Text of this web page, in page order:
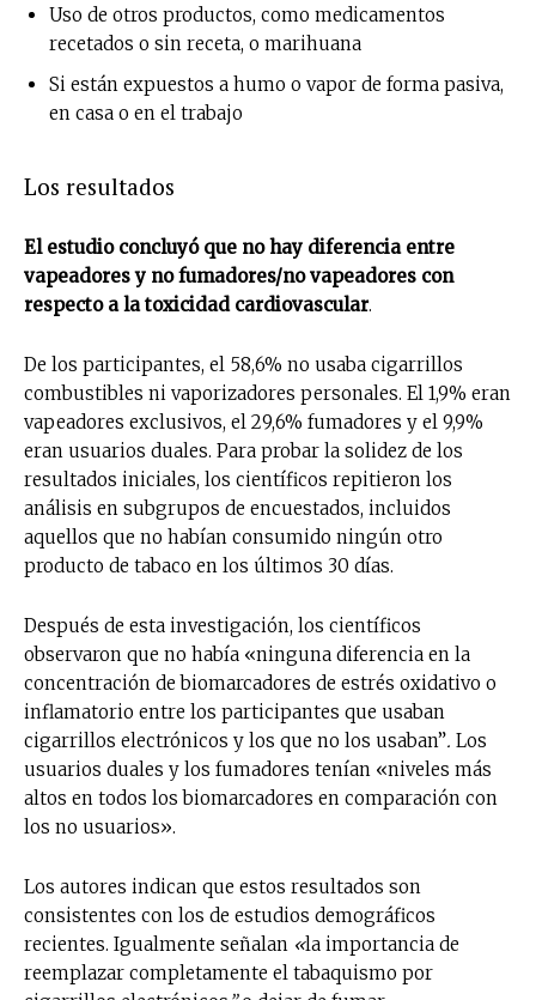
Uso de otros productos, como medicamentos
recetados o sin receta, o marihuana
Si están expuestos a humo o vapor de forma pasiva,
en casa o en el trabajo
Los resultados
El estudio concluyó que no hay diferencia entre
vapeadores y no fumadores/no vapeadores con
respecto a la toxicidad cardiovascular.
De los participantes, el 58,6% no usaba cigarrillos
combustibles ni vaporizadores personales. El 1,9% eran
vapeadores exclusivos, el 29,6% fumadores y el 9,9%
eran usuarios duales. Para probar la solidez de los
resultados iniciales, los científicos repitieron los
análisis en subgrupos de encuestados, incluidos
aquellos que no habían consumido ningún otro
producto de tabaco en los últimos 30 días.
Después de esta investigación, los científicos
observaron que no había «ninguna diferencia en la
concentración de biomarcadores de estrés oxidativo o
inflamatorio entre los participantes que usaban
cigarrillos electrónicos y los que no los usaban”. Los
usuarios duales y los fumadores tenían «niveles más
altos en todos los biomarcadores en comparación con
los no usuarios».
Los autores indican que estos resultados son
consistentes con los de estudios demográficos
recientes. Igualmente señalan «la importancia de
reemplazar completamente el tabaquismo por